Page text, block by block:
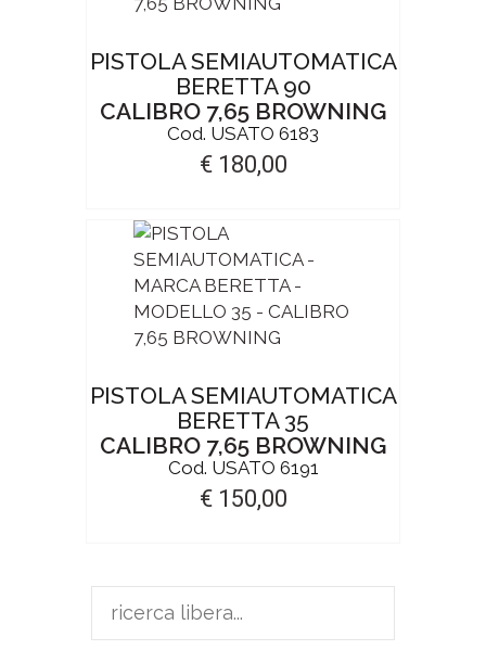
PISTOLA SEMIAUTOMATICA
BERETTA 90
CALIBRO 7,65 BROWNING
Cod. USATO 6183
€ 180,00
PISTOLA SEMIAUTOMATICA
BERETTA 35
CALIBRO 7,65 BROWNING
Cod. USATO 6191
€ 150,00